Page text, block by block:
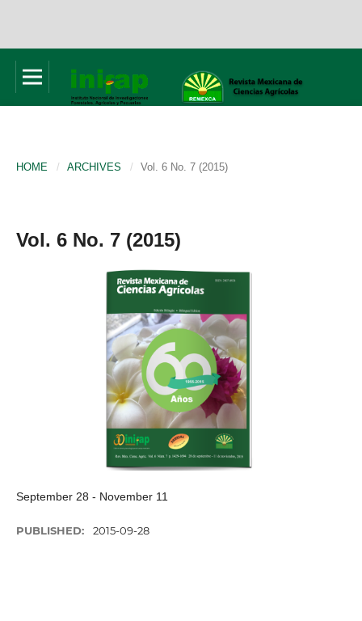
HOME / ARCHIVES / Vol. 6 No. 7 (2015)
Vol. 6 No. 7 (2015)
September 28 - November 11
PUBLISHED: 2015-09-28